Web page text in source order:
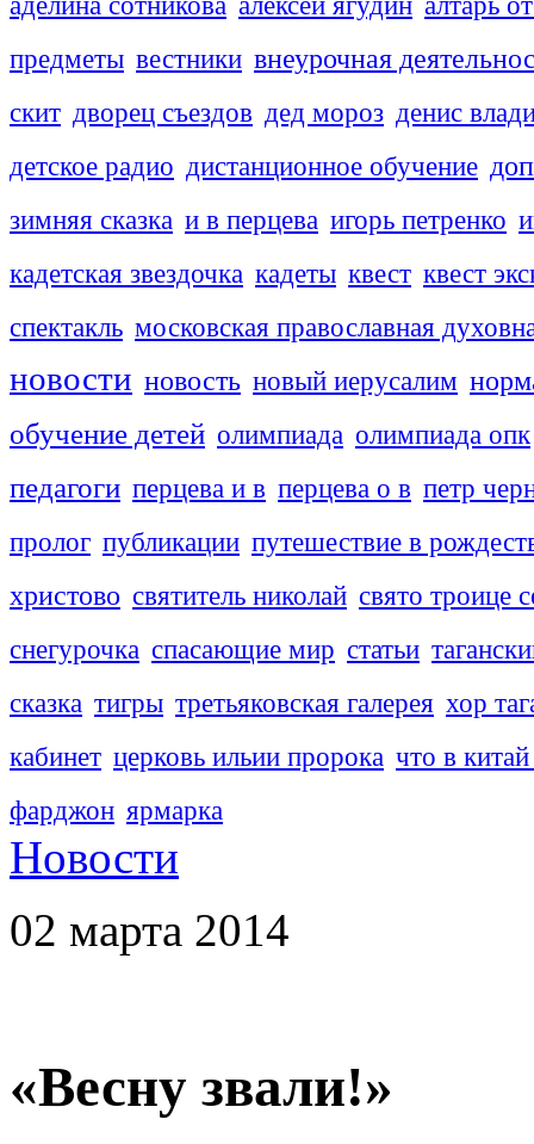
предметы вестники внеурочная
скит дворец съездов дед мороз денис
детское радио дистанционное обучение
зимняя сказка и в перцева игорь петренко
кадетская звездочка кадеты квест квест
спектакль московская православная
новости новость новый иерусалим
обучение детей олимпиада олимпиада опк
педагоги перцева и в перцева о в петр
пролог публикации путешествие в
христово святитель николай свято троице
снегурочка спасающие мир статьи
сказка тигры третьяковская галерея хор
кабинет церковь ильии пророка что в
фарджон ярмарка
Новости
02 марта 2014
«Весну звали!»